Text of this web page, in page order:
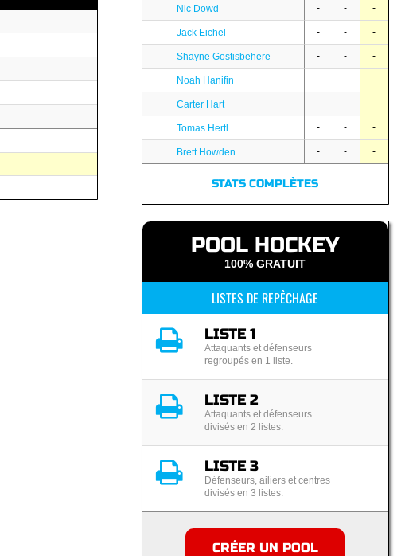
Nic Dowd - - -
Jack Eichel - - -
Shayne Gostisbehere - - -
Noah Hanifin - - -
Carter Hart - - -
Tomas Hertl - - -
Brett Howden - - -
STATS COMPLÈTES
POOL HOCKEY
100% GRATUIT
LISTES DE REPÊCHAGE
LISTE 1
Attaquants et défenseurs
regroupés en 1 liste.
LISTE 2
Attaquants et défenseurs
divisés en 2 listes.
LISTE 3
Défenseurs, ailiers et centres
divisés en 3 listes.
CRÉER UN POOL